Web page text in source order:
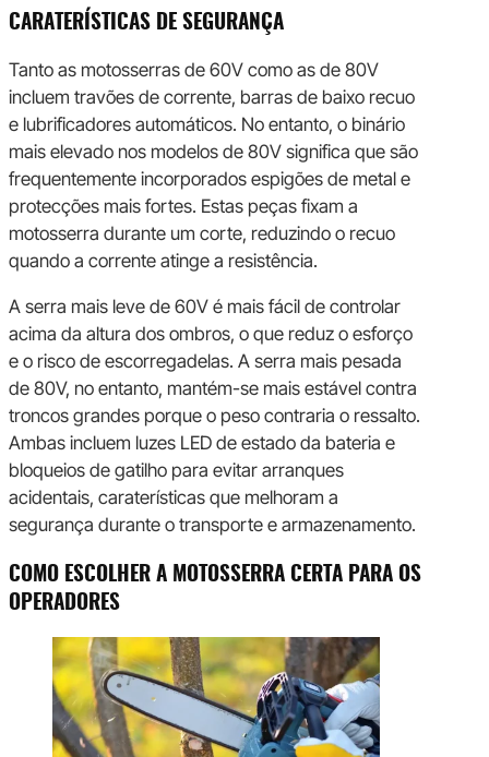
CARATERÍSTICAS DE SEGURANÇA
Tanto as motosserras de 60V como as de 80V
incluem travões de corrente, barras de baixo recuo
e lubrificadores automáticos. No entanto, o binário
mais elevado nos modelos de 80V significa que são
frequentemente incorporados espigões de metal e
protecções mais fortes. Estas peças fixam a
motosserra durante um corte, reduzindo o recuo
quando a corrente atinge a resistência.
A serra mais leve de 60V é mais fácil de controlar
acima da altura dos ombros, o que reduz o esforço
e o risco de escorregadelas. A serra mais pesada
de 80V, no entanto, mantém-se mais estável contra
troncos grandes porque o peso contraria o ressalto.
Ambas incluem luzes LED de estado da bateria e
bloqueios de gatilho para evitar arranques
acidentais, caraterísticas que melhoram a
segurança durante o transporte e armazenamento.
COMO ESCOLHER A MOTOSSERRA CERTA PARA OS
OPERADORES